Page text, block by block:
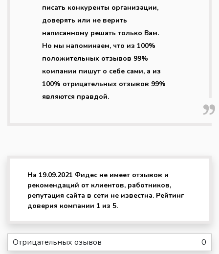
писать конкуренты организации,
доверять или не верить
написанному решать только Вам.
Но мы напоминаем, что из 100%
положительных отзывов 99%
компании пишут о себе сами, а из
100% отрицательных отзывов 99%
являются правдой.
На 19.09.2021 Фидес не имеет отзывов и
рекомендаций от клиентов, работников,
репутация сайта в сети не известна. Рейтинг
доверия компании 1 из 5.
Отрицательных озывов 0